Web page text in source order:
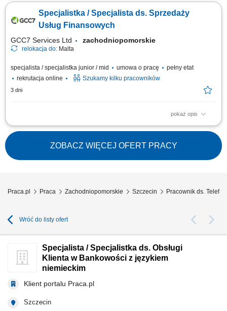
edukacją finansową. Budowanie trwałych relacji z klientami i rozwijanie
współpracy z partnerami biznesowymi. Realizacja planów
Specjalistka / Specjalista ds. Sprzedaży
Usług Finansowych
GCC7 Services Ltd zachodniopomorskie
relokacja do: Malta
specjalista / specjalistka junior / mid umowa o pracę
pełny etat
rekrutacja online
Szukamy kilku pracowników
3 dni
pokaż opis
Zakres obowiązków: Telefoniczny kontakt z klientami zainteresowanymi
produktami firmy. Sprzedaż usług finansowych oraz szkoleń z zakresu
edukacji finansowej. Pozyskiwanie nowych klientów oraz rozwijanie
relacji z obecnymi. Współpraca z kluczowymi partnerami biznesowymi.
Praca nad realizacją...
ZOBACZ WIĘCEJ OFERT PRACY
Praca.pl Praca Zachodniopomorskie Szczecin Pracownik ds.
Wróć do listy ofert
Specjalista / Specjalistka ds. Obsługi
Klienta w Bankowości z językiem
niemieckim
Klient portalu Praca.pl
Szczecin